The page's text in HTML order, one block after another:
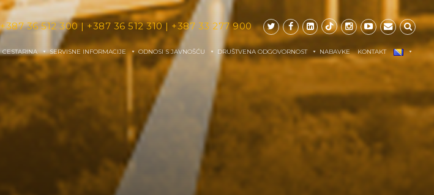
+387 36 512 300 | +387 36 512 310| +387 33 277 900
CESTARINA SERVISNE INFORMACIJE ODNOSI S JAVNOŠĆU DRUŠTVENA ODGOVORNOST NABAVKE KONTAKT